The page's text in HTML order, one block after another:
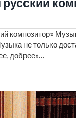
композитор»
не только
добрее»…